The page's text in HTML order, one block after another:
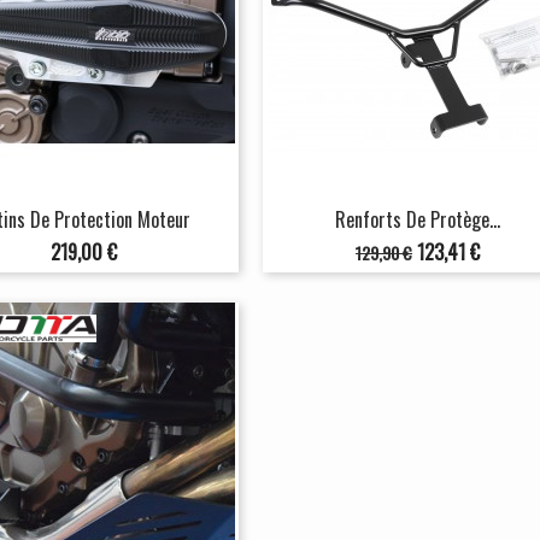
De Protection Moteur
Prix
219,00 €
Renforts De Protège...
Prix
de
129,90 €Prix
123,41 €